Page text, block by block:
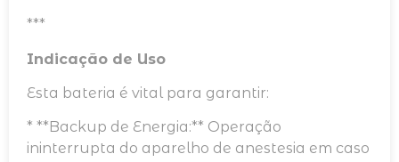
***
Indicação de Uso
Esta bateria é vital para garantir:
* **Backup de Energia:** Operação
ininterrupta do aparelho de anestesia em caso